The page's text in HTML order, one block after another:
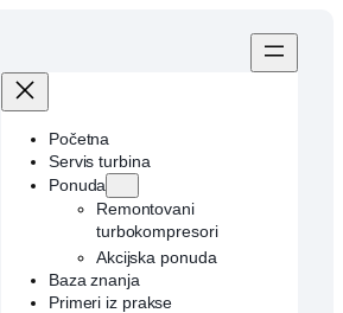
Početna
Servis turbina
Ponuda
Remontovani
turbokompresori
Akcijska ponuda
Baza znanja
Primeri iz prakse